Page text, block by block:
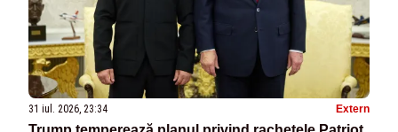
31 iul. 2026, 23:34 Extern